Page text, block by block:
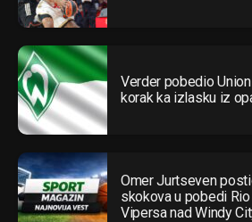
Verder pobedio
korak ka izlasku iz
Omer Jurtseven
skokova u pobedi
Vipersa nad Windy